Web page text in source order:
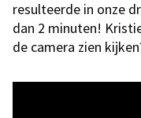
resulteerde in onze
dan 2 minuten!
de camera zien